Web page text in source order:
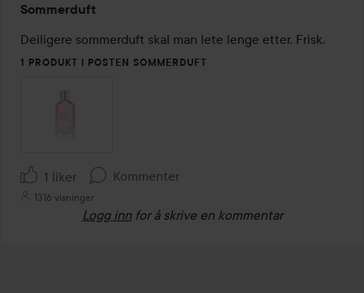
5
av
5
Sommerduft
Deiligere sommerduft skal man lete lenge etter. Frisk.
1 PRODUKT I POSTEN SOMMERDUFT
1 liker Kommenter
1316 visninger
Logg inn for å skrive en kommentar